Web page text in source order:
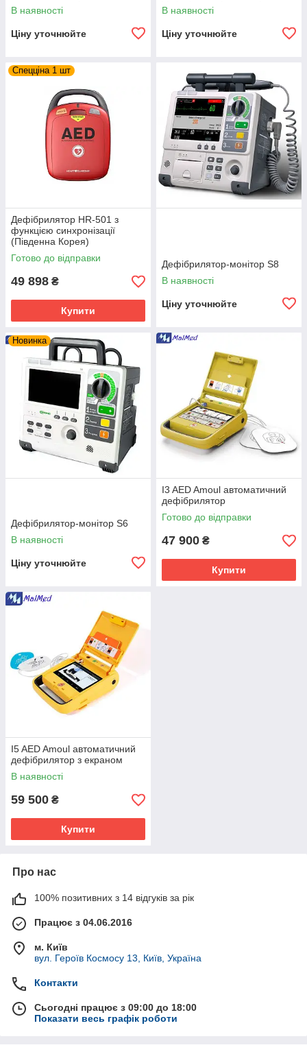
В наявності
Ціну уточнюйте
В наявності
Ціну уточнюйте
Спецціна 1 шт
Дефібрилятор HR-501 з
функцією синхронізації
(Південна Корея)
Готово до відправки
49 898 ₴
Купити
Дефібрилятор-монітор S8
В наявності
Ціну уточнюйте
Новинка
Дефібрилятор-монітор S6
В наявності
Ціну уточнюйте
I3 AED Amoul автоматичний
дефібрилятор
Готово до відправки
47 900 ₴
Купити
I5 AED Amoul автоматичний
дефібрилятор з екраном
В наявності
59 500 ₴
Купити
Про нас
100% позитивних з 14 відгуків за рік
Працює з 04.06.2016
м. Київ
вул. Героїв Космосу 13, Київ, Україна
Контакти
Сьогодні працює з 09:00 до 18:00
Показати весь графік роботи